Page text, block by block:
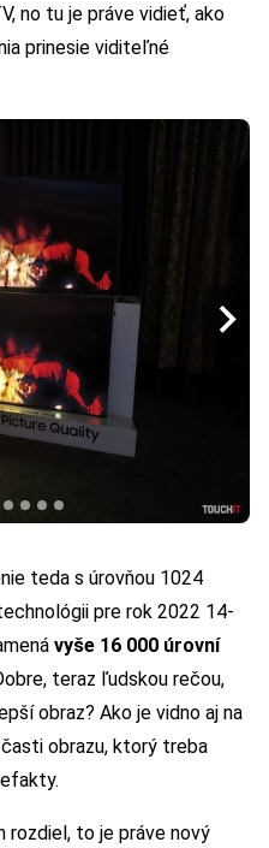
no tu je práve vidieť, ako
prinesie viditeľné
teda s úrovňou 1024
pre rok 2022 14-
vyše 16 000 úrovní
teraz ľudskou rečou,
obraz? Ako je vidno aj na
obrazu, ktorý treba
rozdiel, to je práve nový